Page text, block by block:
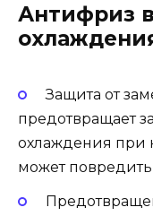
Антифриз
Защита от
предотвращает
охлаждения при
может повредить